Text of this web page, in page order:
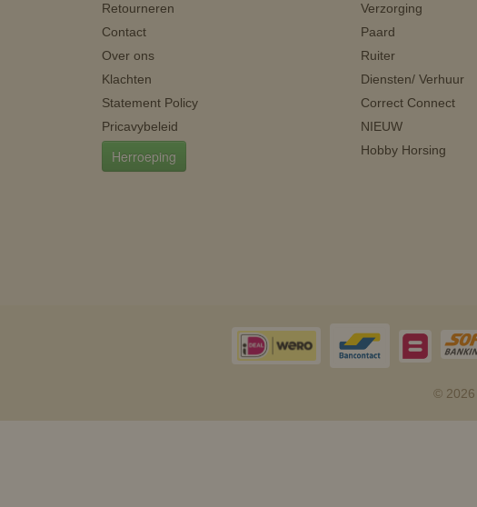
Retourneren
Contact
Over ons
Klachten
Statement Policy
Pricavybeleid
Herroeping
Verzorging
Paard
Ruiter
Diensten/ Verhuur
Correct Connect
NIEUW
Hobby Horsing
© 2026